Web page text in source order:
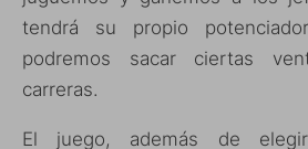
tendrá su propio
podremos sacar ciertas
carreras.
El juego, además de